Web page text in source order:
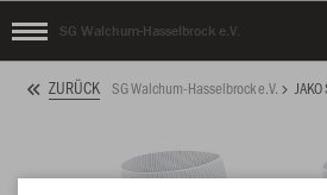
SG Walchum-Hasselbrock e.V.
ZURÜCK SG Walchum-Hasselbrock e.V.